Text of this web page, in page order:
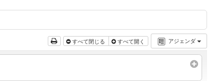
アジェンダ
すべて閉じる すべて開く